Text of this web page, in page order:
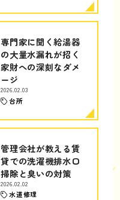
専門家に聞く給湯器
の大量水漏れが招く
家財への深刻なダメ
ージ
2026.02.03
台所
管理会社が教える賃
貸での洗濯機排水口
掃除と臭いの対策
2026.02.02
水道修理